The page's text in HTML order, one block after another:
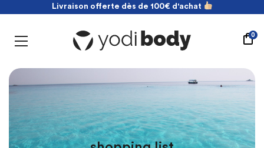
Livraison offerte dès de 100€ d'achat
Livraison offerte dès de 100€ d'achat
0